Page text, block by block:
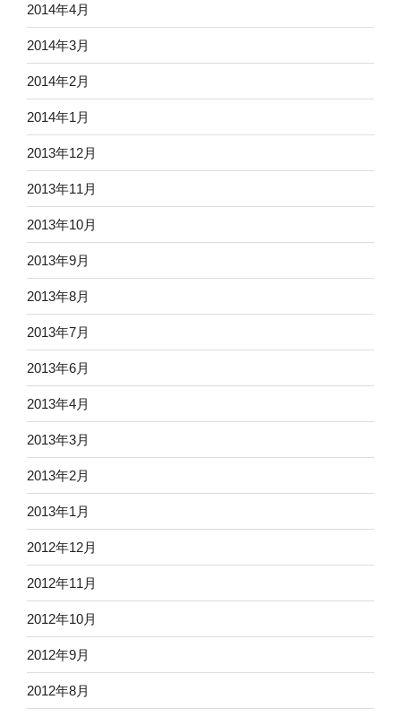
2014年4月
2014年3月
2014年2月
2014年1月
2013年12月
2013年11月
2013年10月
2013年9月
2013年8月
2013年7月
2013年6月
2013年4月
2013年3月
2013年2月
2013年1月
2012年12月
2012年11月
2012年10月
2012年9月
2012年8月